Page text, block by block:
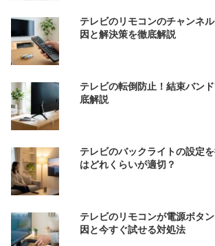
テレビのリモコンのチャンネ
因と解決策を徹底解説
テレビの転倒防止！結束バン
底解説
テレビのバックライトの設定
はどれくらいが適切？
テレビのリモコンが電源ボタ
因と今すぐ試せる対処法